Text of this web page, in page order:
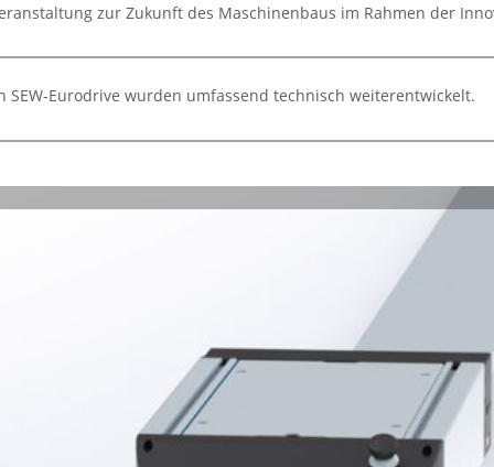
zur Zukunft des Maschinenbaus im Rahmen der
SEW-Eurodrive wurden umfassend technisch weiterentwickelt.